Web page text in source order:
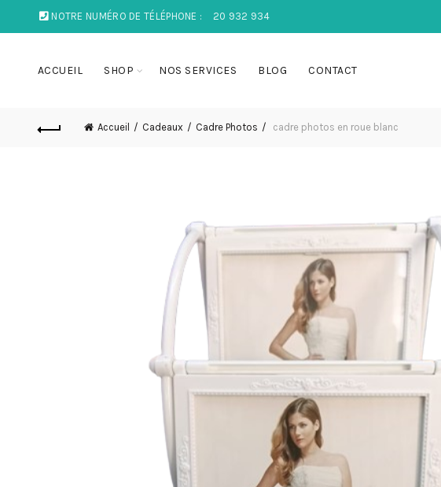
NOTRE NUMÉRO DE TÉLÉPHONE : 20 932 934
ACCUEIL SHOP NOS SERVICES BLOG CONTACT
Accueil Cadeaux Cadre Photos cadre photos en roue blanc